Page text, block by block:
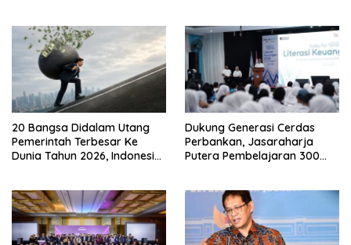
20 Bangsa Didalam Utang
Pemerintah Terbesar Ke
Dunia Tahun 2026, Indonesia
Dukung Generasi Cerdas
Perbankan, Jasaraharja
Putera Pembelajaran 300